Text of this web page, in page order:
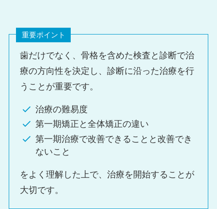
重要ポイント
歯だけでなく、骨格を含めた検査と診断で治
療の方向性を決定し、診断に沿った治療を行
うことが重要です。
治療の難易度
第一期矯正と全体矯正の違い
第一期治療で改善できることと改善でき
ないこと
をよく理解した上で、治療を開始することが
大切です。